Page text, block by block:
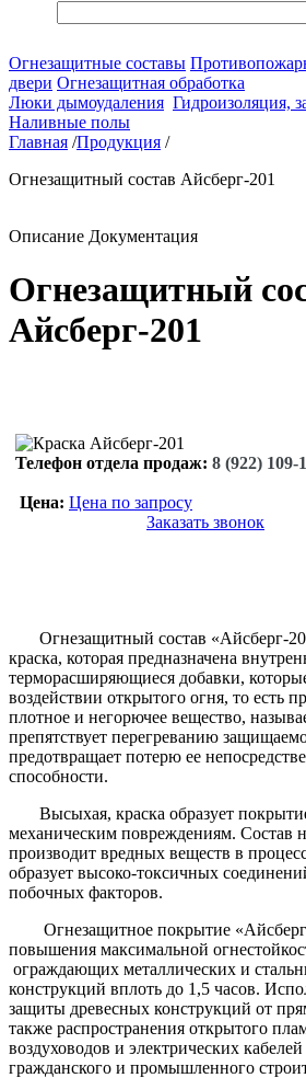
Огнезащитные составы
двери Огнезащитная обработка
Люки дымоудаления Гидроизоляция,
Наливные полы
Главная /Продукция /
Огнезащитный состав Айсберг-201
Описание Документация
Огнезащитный
Айсберг-201
Телефон отдела продаж: 8 (922) 109-
Цена: Цена по запросу
Заказать звонок
Огнезащитный состав «Айсберг-
краска, которая предназначена
терморасширяющиеся добавки,
воздействии открытого огня, то есть
плотное и негорючее вещество,
препятствует перегреванию
предотвращает потерю ее
способности.
Высыхая, краска образует
механическим повреждениям. Состав
производит вредных веществ в
образует высоко-токсичных
побочных факторов.
Огнезащитное покрытие «Айсберг-
повышения максимальной
ограждающих металлических и
конструкций вплоть до 1,5 часов.
защиты древесных конструкций от
также распространения открытого
воздуховодов и электрических
гражданского и промышленного